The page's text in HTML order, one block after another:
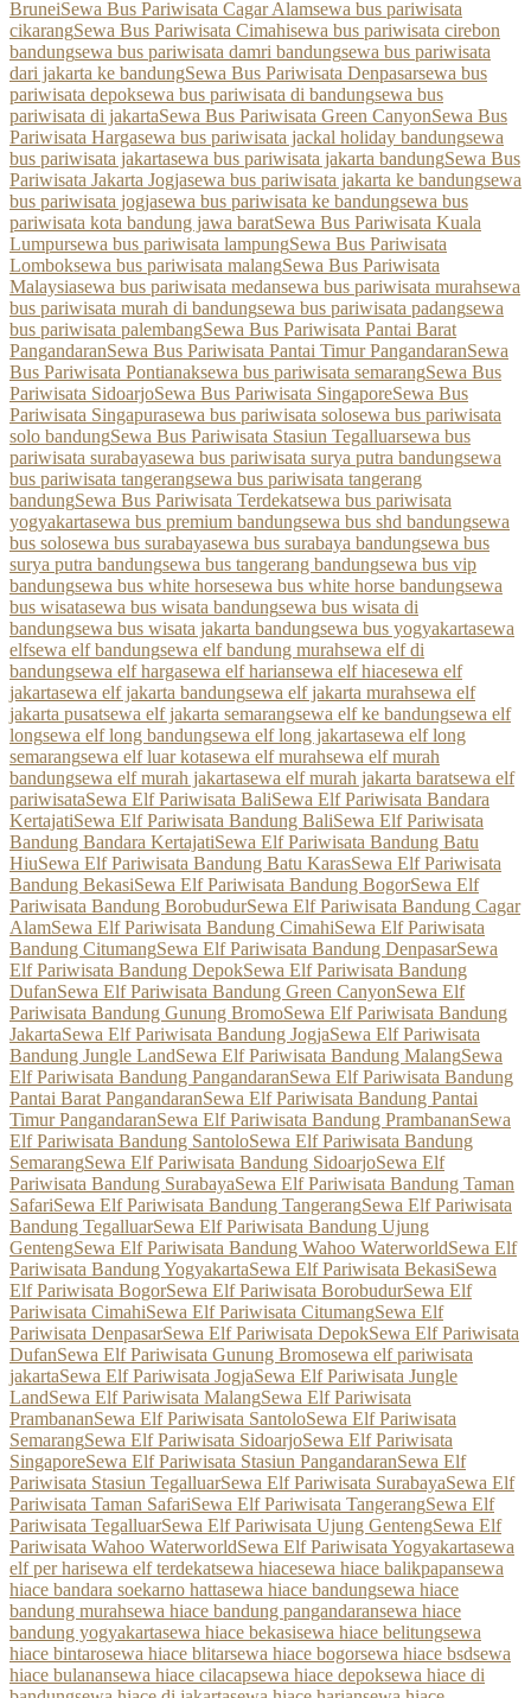
BruneiSewa Bus Pariwisata Cagar Alamsewa bus pariwisata
cikarangSewa Bus Pariwisata Cimahisewa bus pariwisata cirebon
bandungsewa bus pariwisata damri bandungsewa bus pariwisata
dari jakarta ke bandungSewa Bus Pariwisata Denpasarsewa bus
pariwisata depoksewa bus pariwisata di bandungsewa bus
pariwisata di jakartaSewa Bus Pariwisata Green CanyonSewa Bus
Pariwisata Hargasewa bus pariwisata jackal holiday bandungsewa
bus pariwisata jakartasewa bus pariwisata jakarta bandungSewa Bus
Pariwisata Jakarta Jogjasewa bus pariwisata jakarta ke bandungsewa
bus pariwisata jogjasewa bus pariwisata ke bandungsewa bus
pariwisata kota bandung jawa baratSewa Bus Pariwisata Kuala
Lumpursewa bus pariwisata lampungSewa Bus Pariwisata
Lomboksewa bus pariwisata malangSewa Bus Pariwisata
Malaysiasewa bus pariwisata medansewa bus pariwisata murahsewa
bus pariwisata murah di bandungsewa bus pariwisata padangsewa
bus pariwisata palembangSewa Bus Pariwisata Pantai Barat
PangandaranSewa Bus Pariwisata Pantai Timur PangandaranSewa
Bus Pariwisata Pontianaksewa bus pariwisata semarangSewa Bus
Pariwisata SidoarjoSewa Bus Pariwisata SingaporeSewa Bus
Pariwisata Singapurasewa bus pariwisata solosewa bus pariwisata
solo bandungSewa Bus Pariwisata Stasiun Tegalluarsewa bus
pariwisata surabayasewa bus pariwisata surya putra bandungsewa
bus pariwisata tangerangsewa bus pariwisata tangerang
bandungSewa Bus Pariwisata Terdekatsewa bus pariwisata
yogyakartasewa bus premium bandungsewa bus shd bandungsewa
bus solosewa bus surabayasewa bus surabaya bandungsewa bus
surya putra bandungsewa bus tangerang bandungsewa bus vip
bandungsewa bus white horsesewa bus white horse bandungsewa
bus wisatasewa bus wisata bandungsewa bus wisata di
bandungsewa bus wisata jakarta bandungsewa bus yogyakartasewa
elfsewa elf bandungsewa elf bandung murahsewa elf di
bandungsewa elf hargasewa elf hariansewa elf hiacesewa elf
jakartasewa elf jakarta bandungsewa elf jakarta murahsewa elf
jakarta pusatsewa elf jakarta semarangsewa elf ke bandungsewa elf
longsewa elf long bandungsewa elf long jakartasewa elf long
semarangsewa elf luar kotasewa elf murahsewa elf murah
bandungsewa elf murah jakartasewa elf murah jakarta baratsewa elf
pariwisataSewa Elf Pariwisata BaliSewa Elf Pariwisata Bandara
KertajatiSewa Elf Pariwisata Bandung BaliSewa Elf Pariwisata
Bandung Bandara KertajatiSewa Elf Pariwisata Bandung Batu
HiuSewa Elf Pariwisata Bandung Batu KarasSewa Elf Pariwisata
Bandung BekasiSewa Elf Pariwisata Bandung BogorSewa Elf
Pariwisata Bandung BorobudurSewa Elf Pariwisata Bandung Cagar
AlamSewa Elf Pariwisata Bandung CimahiSewa Elf Pariwisata
Bandung CitumangSewa Elf Pariwisata Bandung DenpasarSewa
Elf Pariwisata Bandung DepokSewa Elf Pariwisata Bandung
DufanSewa Elf Pariwisata Bandung Green CanyonSewa Elf
Pariwisata Bandung Gunung BromoSewa Elf Pariwisata Bandung
JakartaSewa Elf Pariwisata Bandung JogjaSewa Elf Pariwisata
Bandung Jungle LandSewa Elf Pariwisata Bandung MalangSewa
Elf Pariwisata Bandung PangandaranSewa Elf Pariwisata Bandung
Pantai Barat PangandaranSewa Elf Pariwisata Bandung Pantai
Timur PangandaranSewa Elf Pariwisata Bandung PrambananSewa
Elf Pariwisata Bandung SantoloSewa Elf Pariwisata Bandung
SemarangSewa Elf Pariwisata Bandung SidoarjoSewa Elf
Pariwisata Bandung SurabayaSewa Elf Pariwisata Bandung Taman
SafariSewa Elf Pariwisata Bandung TangerangSewa Elf Pariwisata
Bandung TegalluarSewa Elf Pariwisata Bandung Ujung
GentengSewa Elf Pariwisata Bandung Wahoo WaterworldSewa Elf
Pariwisata Bandung YogyakartaSewa Elf Pariwisata BekasiSewa
Elf Pariwisata BogorSewa Elf Pariwisata BorobudurSewa Elf
Pariwisata CimahiSewa Elf Pariwisata CitumangSewa Elf
Pariwisata DenpasarSewa Elf Pariwisata DepokSewa Elf Pariwisata
DufanSewa Elf Pariwisata Gunung Bromosewa elf pariwisata
jakartaSewa Elf Pariwisata JogjaSewa Elf Pariwisata Jungle
LandSewa Elf Pariwisata MalangSewa Elf Pariwisata
PrambananSewa Elf Pariwisata SantoloSewa Elf Pariwisata
SemarangSewa Elf Pariwisata SidoarjoSewa Elf Pariwisata
SingaporeSewa Elf Pariwisata Stasiun PangandaranSewa Elf
Pariwisata Stasiun TegalluarSewa Elf Pariwisata SurabayaSewa Elf
Pariwisata Taman SafariSewa Elf Pariwisata TangerangSewa Elf
Pariwisata TegalluarSewa Elf Pariwisata Ujung GentengSewa Elf
Pariwisata Wahoo WaterworldSewa Elf Pariwisata Yogyakartasewa
elf per harisewa elf terdekatsewa hiacesewa hiace balikpapansewa
hiace bandara soekarno hattasewa hiace bandungsewa hiace
bandung murahsewa hiace bandung pangandaransewa hiace
bandung yogyakartasewa hiace bekasisewa hiace belitungsewa
hiace bintarosewa hiace blitarsewa hiace bogorsewa hiace bsdsewa
hiace bulanansewa hiace cilacapsewa hiace depoksewa hiace di